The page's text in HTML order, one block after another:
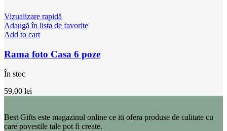
Vizualizare rapidă
Adaugă în lista de favorite
Add to cart
Rama foto Casa 6 poze
În stoc
59,00 lei
Best Gifts este magazinul online ce iti ofera produse de calitate cu
care povestile tale pot fi create.